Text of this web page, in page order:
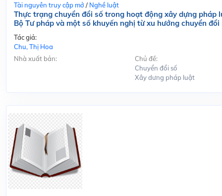
Tài nguyên truy cập mở / Nghề luật
Thực trạng chuyển đổi số trong hoạt động xây dựng pháp
Bộ Tư pháp và một số khuyến nghị từ xu hướng chuyển đổi
Tác giả:
Chu, Thị Hoa
Nhà xuất bản:
Chủ đề:
Chuyển đổi số
Xây dưng pháp luật